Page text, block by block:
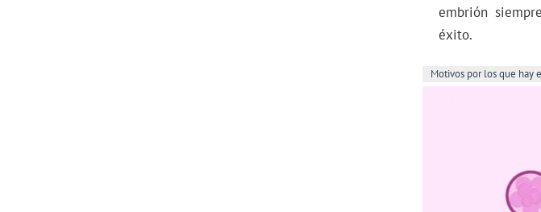
embrión
éxito.
Motivos por los que hay